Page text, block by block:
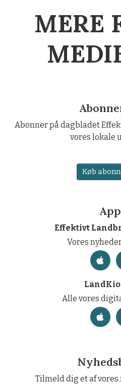
MERE
Abonner på dagbladet
vores lokale
Køb
Effektivt
Vores
Alle vores
Tilmeld dig et af vores